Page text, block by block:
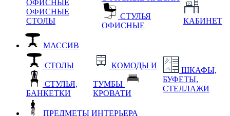
ОФИСНЫЕ
ОФИСНЫЕ
СТОЛЫ
СТУЛЬЯ
ОФИСНЫЕ
КАБИНЕТ
МАССИВ
СТОЛЫ
СТУЛЬЯ,
БАНКЕТКИ
КОМОДЫ И
ТУМБЫ
КРОВАТИ
ШКАФЫ,
БУФЕТЫ,
СТЕЛЛАЖИ
ПРЕДМЕТЫ ИНТЕРЬЕРА